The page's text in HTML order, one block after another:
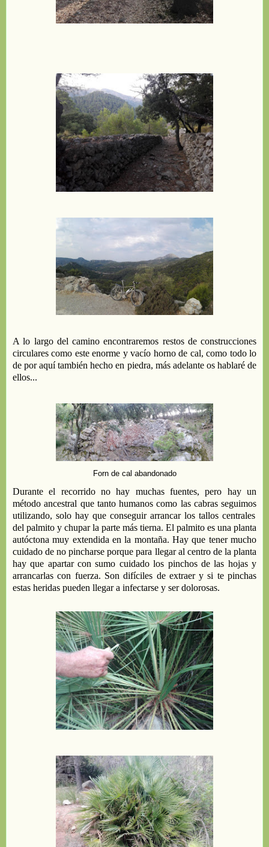
A lo largo del caminoencontraremos restos de construcciones
circulares como esteenorme y vacío horno de cal, como todo lo
de por aquí también hecho en piedra, más adelante os hablaré de
ellos...
Forn de cal abandonado
Durante el recorrido no hay muchas fuentes, pero hay un
método ancestral que tanto humanos como las cabras seguimos
utilizando, solo hay que conseguir arrancar los tallos centrales
del palmito y chupar la parte más tierna. El palmito es una planta
autóctona muy extendida en la montaña. Hay que tener mucho
cuidado de no pincharse porquepara llegar al centro de la planta
hay que apartar con sumo cuidado los pinchos de las hojasy
arrancarlas con fuerza. Son difíciles de extraery si te pinchas
estas heridas pueden llegar a infectarse y ser dolorosas.